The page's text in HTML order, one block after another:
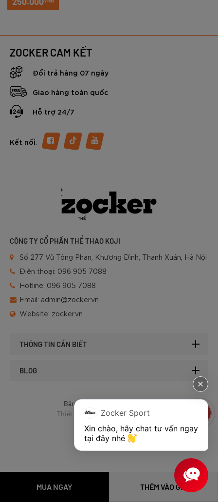
MUA NGAY THÊM VÀO GIỎ
ZOCKER CAM KẾT
Đổi trả hàng 07 ngày
Giao hàng toàn quốc
Hỗ trợ 24/7
Kết nối:
CÔNG TY CỔ PHẦN THỂ THAO KOJI
Số 277 Vũ Tông Phan, Khương Đình, Thanh Xuân, Hà Nội
Điện thoại: 096 905 7088
Hotline: 096 905 7088
Email: admin@zocker.vn
Website: zocker.vn
THÔNG TIN CẦN BIẾT
BLOG
Bản quyền © 2025 của Zocker.
Thiết kế website & SEO - Tất Thành
Zocker Sport
Xin chào, hãy chat tư vấn ngay
tại đây nhé